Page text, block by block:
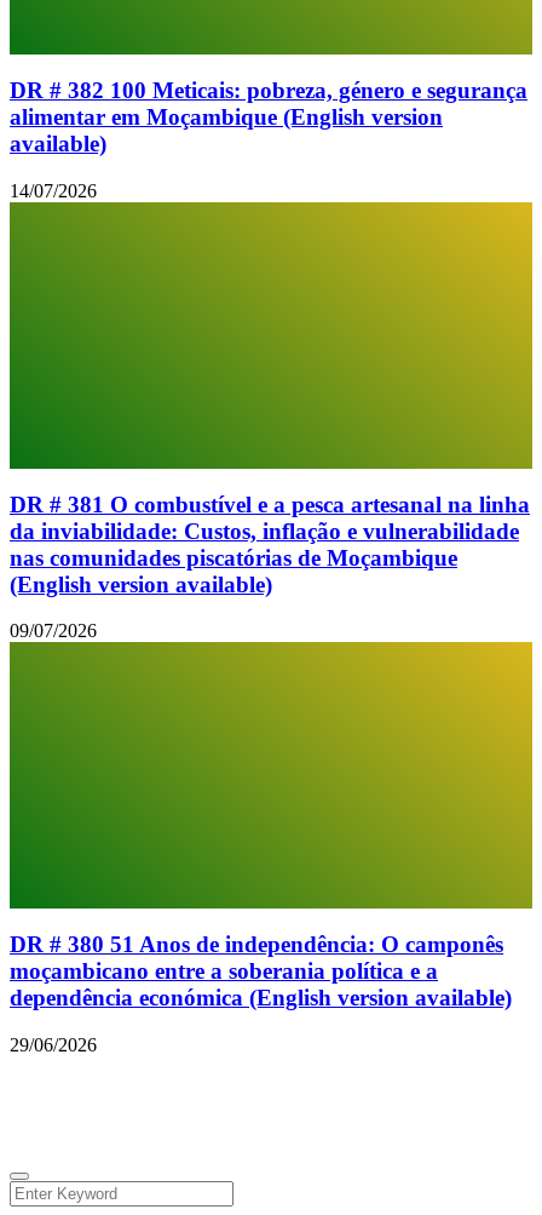
DR # 382 100 Meticais: pobreza, género e segurança
alimentar em Moçambique (English version
available)
14/07/2026
DR # 381 O combustível e a pesca artesanal na linha
da inviabilidade: Custos, inflação e vulnerabilidade
nas comunidades piscatórias de Moçambique
(English version available)
09/07/2026
DR # 380 51 Anos de independência: O camponês
moçambicano entre a soberania política e a
dependência económica (English version available)
29/06/2026